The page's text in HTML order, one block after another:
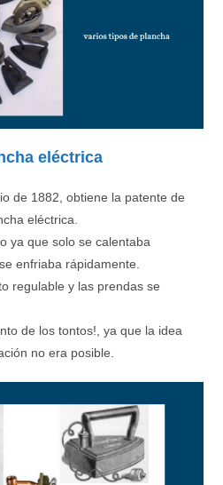
eléctrica
de 1882, obtiene la patente de
eléctrica.
ya que solo se calentaba
enfriaba rápidamente.
regulable y las prendas se
de los tontos!, ya que la idea
no era posible.